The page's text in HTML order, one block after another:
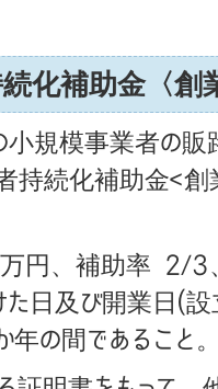
化補助金〈創
規模事業者の販
持続化補助金<創
円、補助率 2/3
た日及び開業日(
年の間であること